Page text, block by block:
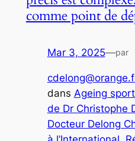
comme point de
Mar 3, 2025—par
dans Ageing
de Dr Christophe
Docteur Delong